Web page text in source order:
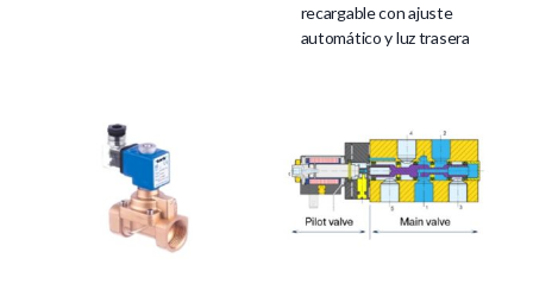
recargable con ajuste
automático y luz trasera